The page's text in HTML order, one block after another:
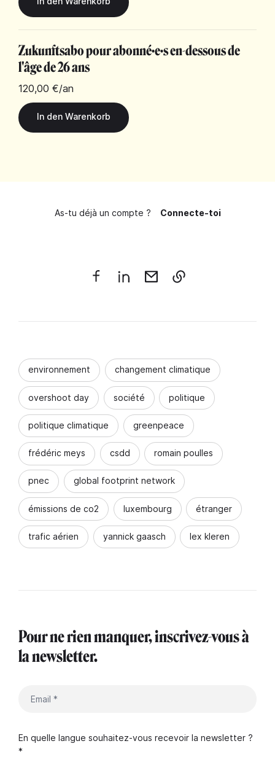
Zukunftsabo pour abonné·e·s en-dessous de
l'âge de 26 ans
120,00 €/an
As-tu déjà un compte ? Connecte-toi
environnement changement climatique
overshoot day société politique
politique climatique greenpeace
frédéric meys csdd romain poulles
pnec global footprint network
émissions de co2 luxembourg étranger
trafic aérien yannick gaasch lex kleren
Pour ne rien manquer, inscrivez-vous à
la newsletter.
En quelle langue souhaitez-vous recevoir la newsletter ?
*